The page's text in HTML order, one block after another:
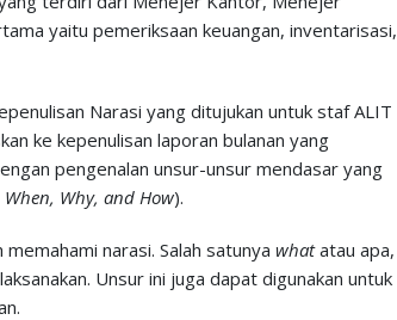
yaitu pemeriksaan keuangan, inventarisasi,
Narasi yang ditujukan untuk staf ALIT
ke kepenulisan laporan bulanan yang
pengenalan unsur-unsur mendasar yang
Why, and How).
narasi. Salah satunya whatatau apa,
Unsur ini juga dapat digunakan untuk